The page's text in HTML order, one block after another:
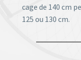
cage de 140 cm
125 ou 130 cm.